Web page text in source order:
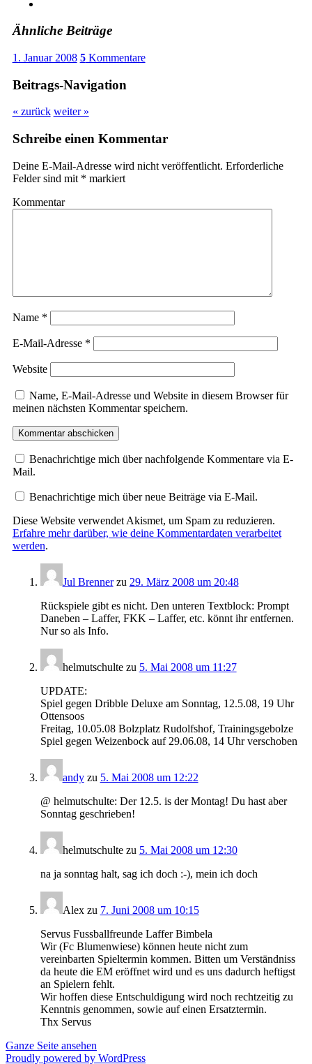
Ähnliche Beiträge
1. Januar 2008 5Kommentare
Beitrags-Navigation
« zurück weiter »
Schreibe einen Kommentar
Deine E-Mail-Adresse wird nicht veröffentlicht. Erforderliche
Felder sind mit * markiert
Kommentar
Name *
E-Mail-Adresse *
Website
Name, E-Mail-Adresse und Website in diesem Browser für
meinen nächsten Kommentar speichern.
Benachrichtige mich über nachfolgende Kommentare via E-
Mail.
Benachrichtige mich über neue Beiträge via E-Mail.
Diese Website verwendet Akismet, um Spam zu reduzieren.
Erfahre mehr darüber, wie deine Kommentardaten verarbeitet
werden.
Jul Brennerzu 29. März 2008 um 20:48
Rückspiele gibt es nicht. Den unteren Textblock: Prompt
Daneben – Laffer, FKK – Laffer, etc. könnt ihr entfernen.
Nur so als Info.
helmutschultezu 5. Mai 2008 um 11:27
UPDATE:
Spiel gegen Dribble Deluxe am Sonntag, 12.5.08, 19 Uhr
Ottensoos
Freitag, 10.05.08 Bolzplatz Rudolfshof, Trainingsgebolze
Spiel gegen Weizenbock auf 29.06.08, 14 Uhr verschoben
andyzu 5. Mai 2008 um 12:22
@ helmutschulte: Der 12.5. is der Montag! Du hast aber
Sonntag geschrieben!
helmutschultezu 5. Mai 2008 um 12:30
na ja sonntag halt, sag ich doch :-), mein ich doch
Alexzu 7. Juni 2008 um 10:15
Servus Fussballfreunde Laffer Bimbela
Wir (Fc Blumenwiese) können heute nicht zum
vereinbarten Spieltermin kommen. Bitten um Verständniss
da heute die EM eröffnet wird und es uns dadurch heftigst
an Spielern fehlt.
Wir hoffen diese Entschuldigung wird noch rechtzeitig zu
Kenntnis genommen, sowie auf einen Ersatztermin.
Thx Servus
Ganze Seite ansehen
Proudly powered by WordPress